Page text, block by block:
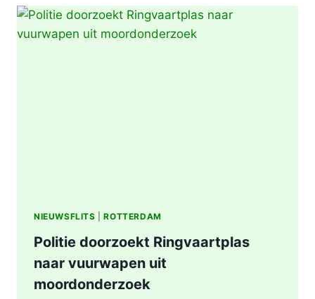
BRAND
|
BRAND
NIEUWSFLITS |ROTTERDAM
Politie doorzoekt Ringvaartplas
naar vuurwapen uit
moordonderzoek